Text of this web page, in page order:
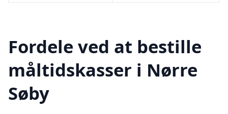
Fordele ved at bestille
måltidskasser i Nørre
Søby